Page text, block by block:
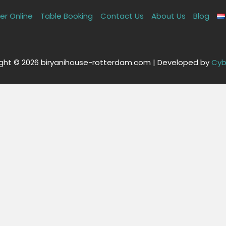
Online Table Booking Contact Us About Us Blog
© 2026 biryanihouse-rotterdam.com | Developed by